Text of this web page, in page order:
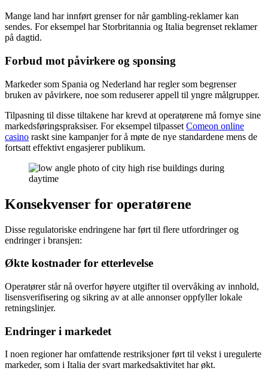
Mange land har innført grenser for når gambling-reklamer kan
sendes. For eksempel har Storbritannia og Italia begrenset reklamer
på dagtid.
Forbud mot påvirkere og sponsing
Markeder som Spania og Nederland har regler som begrenser
bruken av påvirkere, noe som reduserer appell til yngre målgrupper.
Tilpasning til disse tiltakene har krevd at operatørene må fornye sine
markedsføringspraksiser. For eksempel tilpasset Comeon online
casino raskt sine kampanjer for å møte de nye standardene mens de
fortsatt effektivt engasjerer publikum.
Konsekvenser for operatørene
Disse regulatoriske endringene har ført til flere utfordringer og
endringer i bransjen:
Økte kostnader for etterlevelse
Operatører står nå overfor høyere utgifter til overvåking av innhold,
lisensverifisering og sikring av at alle annonser oppfyller lokale
retningslinjer.
Endringer i markedet
I noen regioner har omfattende restriksjoner ført til vekst i uregulerte
markeder, som i Italia der svart markedsaktivitet har økt.